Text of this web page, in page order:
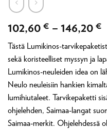
102,60 € – 146,20 €
-
Tästä Lumikinos-
sekä koristeelliset myssyn ja
Lumikinos-neuleiden idea on
Neulo neuleisiin hankien
lumihiutaleet. Tarvikepaketti
ohjelehden, Saimaa-langat
Saimaa-merkit. Ohjelehdessä